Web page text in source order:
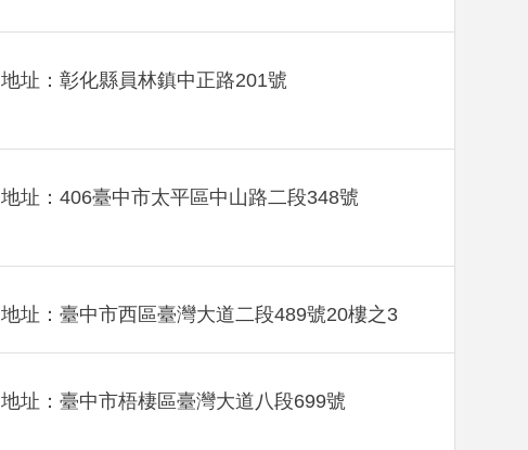
地址：彰化縣員林鎮中正路201號
地址：406臺中市太平區中山路二段348號
地址：臺中市西區臺灣大道二段489號20樓之3
地址：臺中市梧棲區臺灣大道八段699號